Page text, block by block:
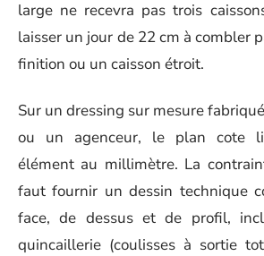
large ne recevra pas trois
laisser un jour de 22 cm à combler
finition ou un caisson étroit.
Sur un dressing sur mesure
ou un agenceur, le plan cote
élément au millimètre. La
faut fournir un dessin technique
face, de dessus et de profil,
quincaillerie (coulisses à sortie